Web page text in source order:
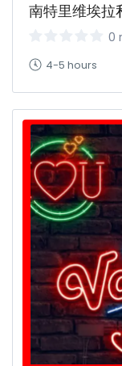
南特里维埃拉
0
4-5 hours